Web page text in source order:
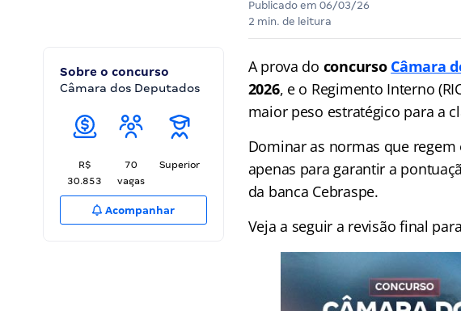
Publicado em 06/03/26
2 min. de leitura
Sobre o concurso
Câmara dos Deputados
R$
30.853
70
vagas
Superior
Acompanhar
A prova do concurso Câmara
2026, e o Regimento Interno
maior peso estratégico para a
Dominar as normas que
apenas para garantir a
da banca Cebraspe.
Veja a seguir a revisão final